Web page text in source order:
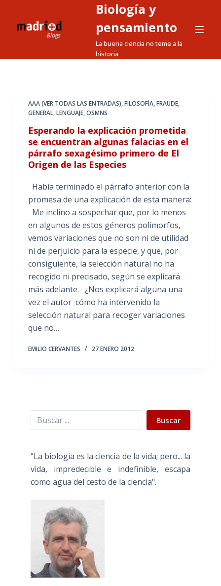
a
Biología y
pensamiento
La buena ciencia no teme a la
historia
AAA (VER TODAS LAS ENTRADAS),FILOSOFÍA,FRAUDE,
GENERAL,LENGUAJE,OSMNS
Esperando la explicación prometida
se encuentran algunas falacias en el
párrafo sexagésimo primero de El
Origen de las Especies
Había terminado el párrafo anterior con la
promesa de una explicación de esta manera:
Me inclino a sospechar que, por lo menos
en algunos de estos géneros polimorfos,
vemos variaciones que no son ni de utilidad
ni de perjuicio para la especie, y que, por
consiguiente, la selección natural no ha
recogido ni precisado, según se explicará
más adelante. ¿Nos explicará alguna una
vez el autor cómo ha intervenido la
selección natural para recoger variaciones
que no…
EMILIO CERVANTES 27 ENERO 2012
Buscar Buscar
"La biología es la ciencia de la vida; pero... la
vida, impredecible e indefinible, escapa
como agua del cesto de la ciencia".